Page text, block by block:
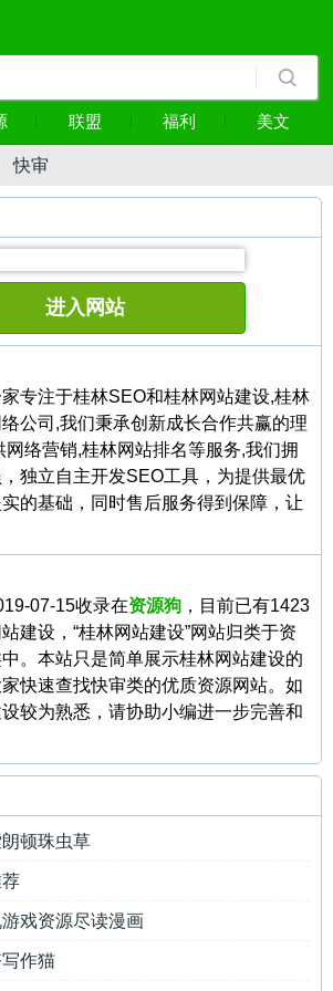
联盟 福利 美文
快审
进入网站
专注于桂林SEO和桂林网站建设,桂林
公司,我们秉承创新成长合作共赢的理
络营销,桂林网站排名等服务,我们拥
独立自主开发SEO工具，为提供最优
的基础，同时售后服务得到保障，让
07-15收录在资源狗 ，目前已有1423
建设，“桂林网站建设”网站归类于资
。本站只是简单展示桂林网站建设的
快速查找快审类的优质资源网站。如
较为熟悉，请协助小编进一步完善和
朗顿珠虫草
荐
游戏资源尽读漫画
作猫